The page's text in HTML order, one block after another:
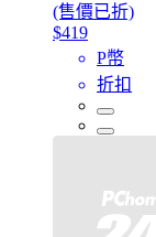
(售價已折)
$419
P幣
折扣